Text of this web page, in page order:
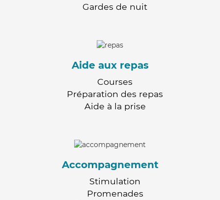
Gardes de nuit
Aide aux repas
Courses
Préparation des repas
Aide à la prise
Accompagnement
Stimulation
Promenades